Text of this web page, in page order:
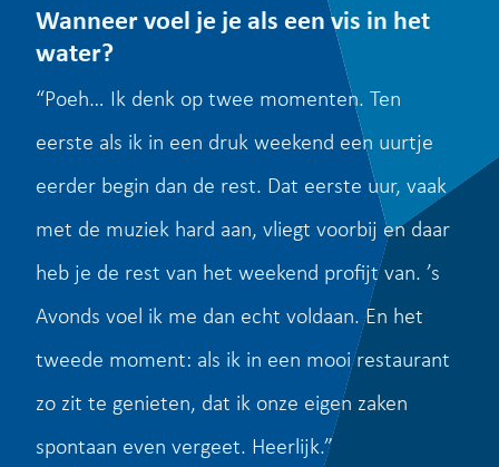
Wanneer voel je je als een vis in het
water?
“Poeh… Ik denk op twee momenten. Ten
eerste als ik in een druk weekend een uurtje
eerder begin dan de rest. Dat eerste uur, vaak
met de muziek hard aan, vliegt voorbij en daar
heb je de rest van het weekend profijt van. ’s
Avonds voel ik me dan echt voldaan. En het
tweede moment: als ik in een mooi restaurant
zo zit te genieten, dat ik onze eigen zaken
spontaan even vergeet. Heerlijk.”